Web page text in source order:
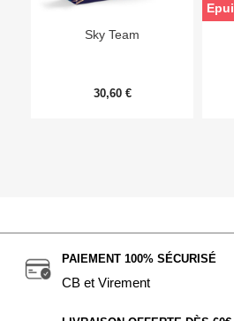
Sky Team
30,60 €
PAIEMENT 100% SÉCURISÉ
CB et Virement